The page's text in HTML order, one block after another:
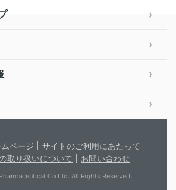
ページ
サイトのご利用にあたって
取り扱いについて
お問い合わせ
Co.Ltd. All Rights Reserved.